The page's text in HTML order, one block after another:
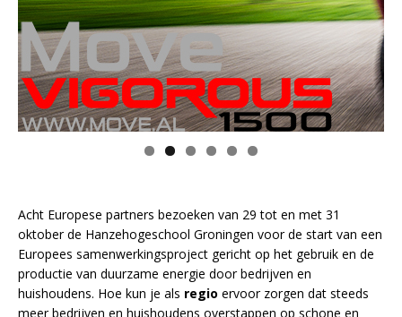
Acht Europese partners bezoeken van 29 tot en met 31
oktober de Hanzehogeschool Groningen voor de start van een
Europees samenwerkingsproject gericht op het gebruik en de
productie van duurzame energie door bedrijven en
huishoudens. Hoe kun je als regio ervoor zorgen dat steeds
meer bedrijven en huishoudens overstappen op schone en